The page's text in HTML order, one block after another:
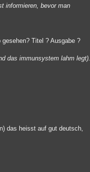
informieren, bevor man
Titel ? Ausgabe ?
das immunsystem lahm legt).
das heisst auf gut deutsch,